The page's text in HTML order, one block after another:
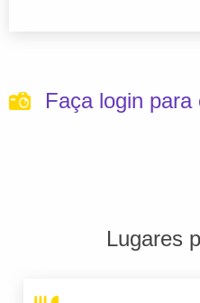
Faça login para
Lugares